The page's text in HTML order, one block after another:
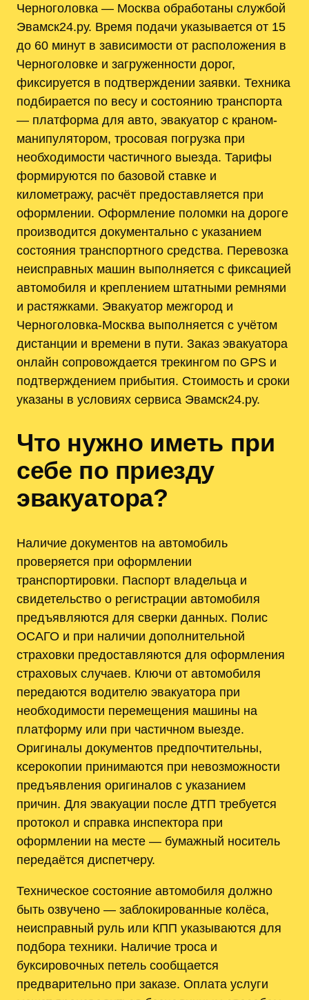
Черноголовка — Москва обработаны службой
Эвамск24.ру. Время подачи указывается от 15
до 60 минут в зависимости от расположения в
Черноголовке и загруженности дорог,
фиксируется в подтверждении заявки. Техника
подбирается по весу и состоянию транспорта
— платформа для авто, эвакуатор с краном-
манипулятором, тросовая погрузка при
необходимости частичного выезда. Тарифы
формируются по базовой ставке и
километражу, расчёт предоставляется при
оформлении. Оформление поломки на дороге
производится документально с указанием
состояния транспортного средства. Перевозка
неисправных машин выполняется с фиксацией
автомобиля и креплением штатными ремнями
и растяжками. Эвакуатор межгород и
Черноголовка-Москва выполняется с учётом
дистанции и времени в пути. Заказ эвакуатора
онлайн сопровождается трекингом по GPS и
подтверждением прибытия. Стоимость и сроки
указаны в условиях сервиса Эвамск24.ру.
Что нужно иметь при
себе по приезду
эвакуатора?
Наличие документов на автомобиль
проверяется при оформлении
транспортировки. Паспорт владельца и
свидетельство о регистрации автомобиля
предъявляются для сверки данных. Полис
ОСАГО и при наличии дополнительной
страховки предоставляются для оформления
страховых случаев. Ключи от автомобиля
передаются водителю эвакуатора при
необходимости перемещения машины на
платформу или при частичном выезде.
Оригиналы документов предпочтительны,
ксерокопии принимаются при невозможности
предъявления оригиналов с указанием
причин. Для эвакуации после ДТП требуется
протокол и справка инспектора при
оформлении на месте — бумажный носитель
передаётся диспетчеру.
Техническое состояние автомобиля должно
быть озвучено — заблокированные колёса,
неисправный руль или КПП указываются для
подбора техники. Наличие троса и
буксировочных петель сообщается
предварительно при заказе. Оплата услуги